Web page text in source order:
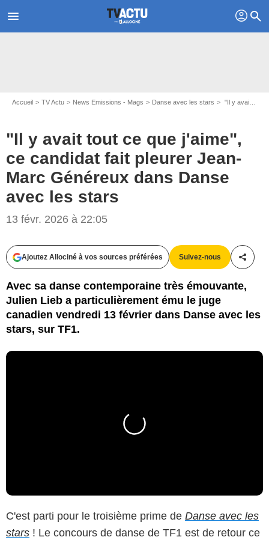
menu profil search
Accueil TV Actu News Emissions - Mags Danse avec les stars "Il y avait tout ce que j'aime", ce candidat fait pleurer Jean-Marc Généreux dans Danse avec les stars
"Il y avait tout ce que j'aime",
ce candidat fait pleurer Jean-
Marc Généreux dans Danse
avec les stars
13 févr. 2026 à 22:05
Ajoutez Allociné à vos sources préférées Suivez-nous
Avec sa danse contemporaine très émouvante,
Julien Lieb a particulièrement ému le juge
canadien vendredi 13 février dans Danse avec les
stars, sur TF1.
C'est parti pour le troisième prime de Danse avec les
stars ! Le concours de danse de TF1 est de retour ce